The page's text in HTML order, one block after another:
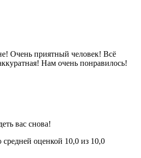
Очень приятный человек! Всё
Нам очень понравилось!
вас снова!
оценкой 10,0 из 10,0